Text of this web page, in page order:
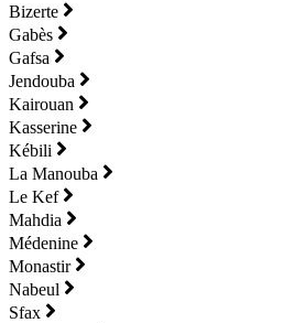
Bizerte
Gabès
Gafsa
Jendouba
Kairouan
Kasserine
Kébili
La Manouba
Le Kef
Mahdia
Médenine
Monastir
Nabeul
Sfax